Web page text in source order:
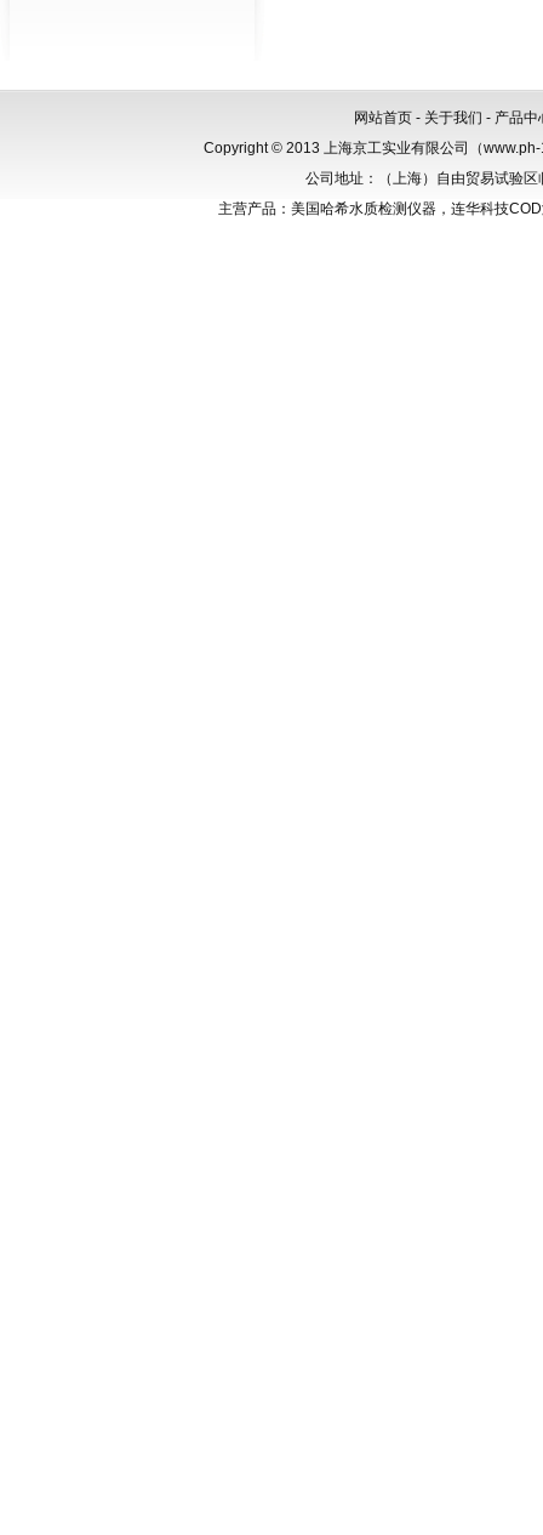
网站首页 - 关于我们 - 产品中
Copyright © 2013 上海京工实业有限公司（
公司地址：（上海）自由贸易试验
主营产品：美国哈希水质检测仪器，连华科技